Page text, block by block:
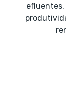
efluentes.